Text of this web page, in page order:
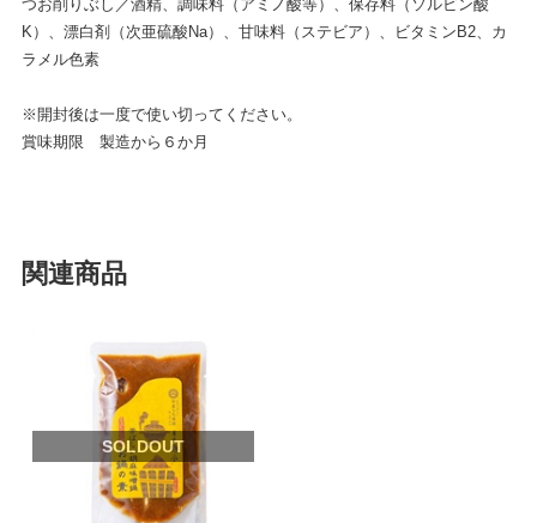
つお削りぶし／酒精、調味料（アミノ酸等）、保存料（ソルビン酸
K）、漂白剤（次亜硫酸Na）、甘味料（ステビア）、ビタミンB2、カ
ラメル色素
※開封後は一度で使い切ってください。
賞味期限 製造から６か月
関連商品
SOLDOUT